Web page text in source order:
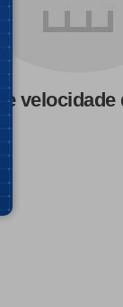
velocidade